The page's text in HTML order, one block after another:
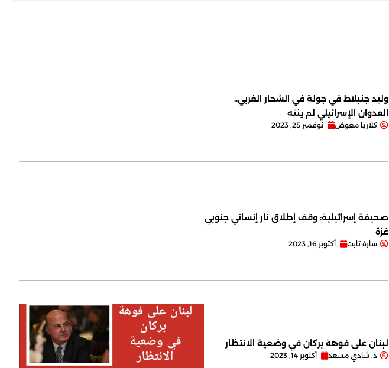
وليد جنبلاط في جولة في الشحار الغربي..
العدوان الإسرائيلي لم ينته
كلاريا معوض نوفمبر 25, 2023
صحيفة إسرائيلية: وقف إطلاق نار إنساني جنوبي
غزة
سارة تابت أكتوبر 16, 2023
لبنان على فوهة بركان في وضعية الانتظار
د. شادي مسعد أكتوبر 14, 2023